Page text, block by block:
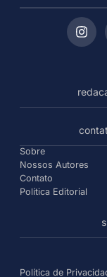
Sobre
Nossos Autores
Contato
Política Editorial
Política de